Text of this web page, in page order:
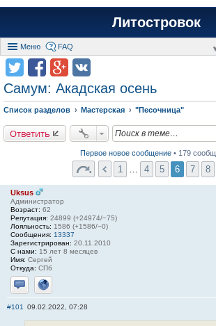
Литостровок
Меню FAQ
Самум: Акадская осень
Список разделов Мастерская "Песочница"
Ответить
Первое новое сообщение• 179
1 4 5 6 7 8
Uksus
Администратор
Возраст: 62
Репутация: 24899 (+24974/−75)
Лояльность: 1586 (+1586/−0)
Сообщения: 13337
Зарегистрирован: 20.11.2010
С нами: 15 лет 8 месяцев
Имя: Сергей
Откуда: СПб
Отправить личное сообщение
Сайт
#101 09.02.2022, 07:28